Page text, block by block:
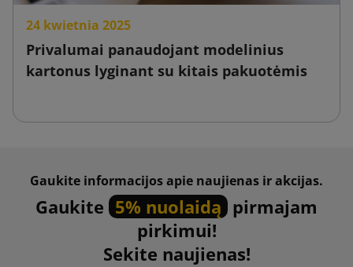
24 kwietnia 2025
Privalumai panaudojant modelinius
kartonus lyginant su kitais pakuotėmis
Gaukite informacijos apie naujienas ir akcijas.
Gaukite 5% nuolaidą pirmajam
pirkimui!
Sekite naujienas!